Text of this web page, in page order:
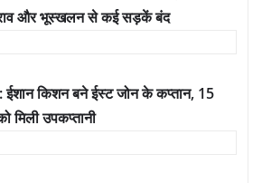
और भूस्खलन से कई सड़कें बंद
ईशान किशन बने ईस्ट जोन के कप्तान, 15
मिली उपकप्तानी